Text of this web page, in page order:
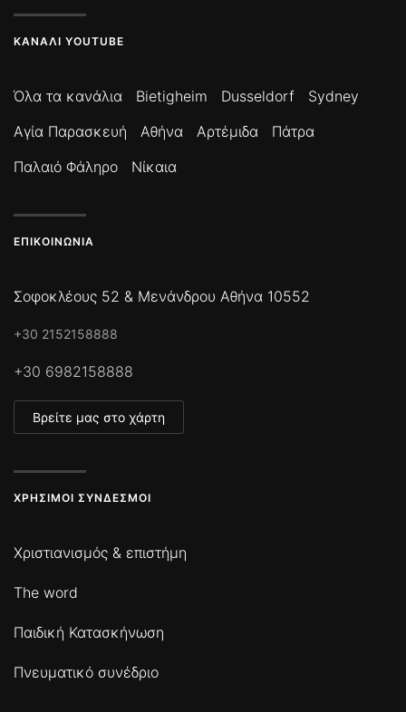
ΚΑΝΆΛΙ YOUTUBE
Όλα τα κανάλια Bietigheim Dusseldorf
Sydney
Αγία Παρασκευή
Αθήνα Αρτέμιδα
Πάτρα
Παλαιό Φάληρο
Νίκαια
ΕΠΙΚΟΙΝΩΝΊΑ
Σοφοκλέους 52 & Μενάνδρου Αθήνα 10552
+30 2152158888
+30 6982158888
Βρείτε μας στο χάρτη
ΧΡΉΣΙΜΟΙ ΣΎΝΔΕΣΜΟΙ
Χριστιανισμός & επιστήμη
The word
Παιδική Κατασκήνωση
Πνευματικό συνέδριο